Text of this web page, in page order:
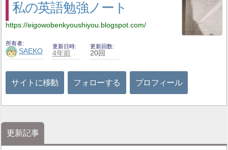
私の英語勉強ノート
https://eigowobenkyoushiyou.blogspot.com/
所有者
SAEKO
更新日時
4年前
更新回数
20回
サイトに移動 フォローする プロフィール
更新記事